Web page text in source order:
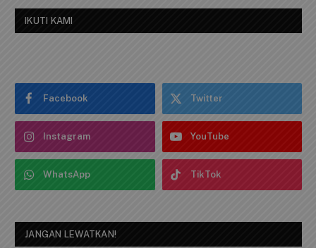
IKUTI KAMI
Facebook Twitter
Instagram YouTube
WhatsApp TikTok
JANGAN LEWATKAN!